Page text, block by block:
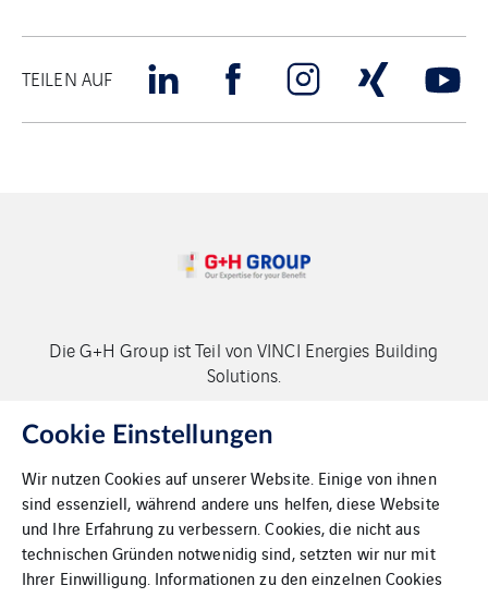
TEILEN AUF
Die G+H Group ist Teil von VINCI Energies Building
Solutions.
Copyright G+H Group
Cookie Einstellungen
Wir nutzen Cookies auf unserer Website. Einige von ihnen
sind essenziell, während andere uns helfen, diese Website
und Ihre Erfahrung zu verbessern. Cookies, die nicht aus
technischen Gründen notwenidig sind, setzten wir nur mit
Ihrer Einwilligung. Informationen zu den einzelnen Cookies